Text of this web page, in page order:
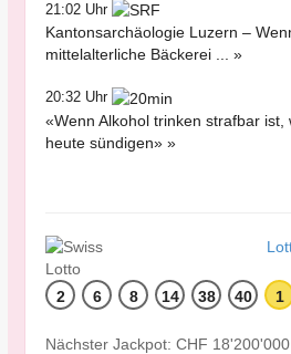
21:02 Uhr
Kantonsarchäologie Luzern –
mittelalterliche Bäckerei ... »
20:32 Uhr
«Wenn Alkohol trinken strafbar ist,
heute sündigen» »
2 6 8 14 38 40 1
Nächster Jackpot: CHF 18'200'000